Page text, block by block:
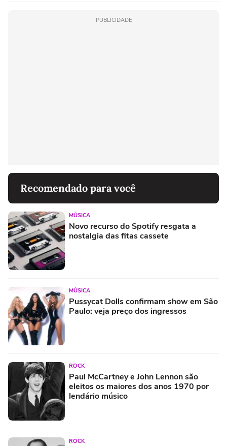
PUBLICIDADE
Recomendado para você
MÚSICA
Novo recurso do Spotify resgata a
nostalgia das fitas cassete
MÚSICA
Pussycat Dolls confirmam show em São
Paulo: veja preço dos ingressos
ROCK
Paul McCartney e John Lennon são
eleitos os maiores dos anos 1970 por
lendário músico
ROCK